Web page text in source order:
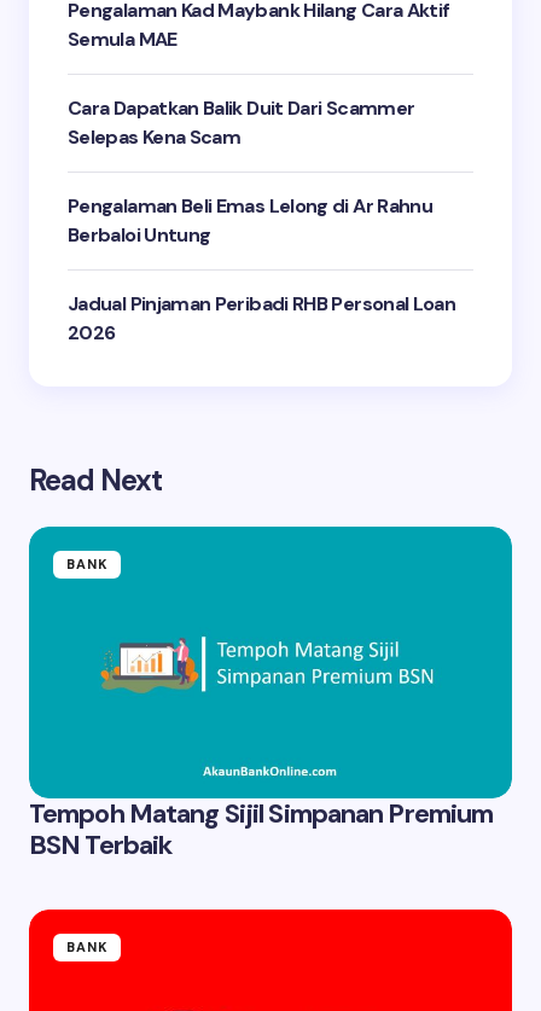
Pengalaman Kad Maybank Hilang Cara Aktif
Semula MAE
Cara Dapatkan Balik Duit Dari Scammer
Selepas Kena Scam
Pengalaman Beli Emas Lelong di Ar Rahnu
Berbaloi Untung
Jadual Pinjaman Peribadi RHB Personal Loan
2026
Read Next
BANK
Tempoh Matang Sijil Simpanan Premium
BSN Terbaik
BANK